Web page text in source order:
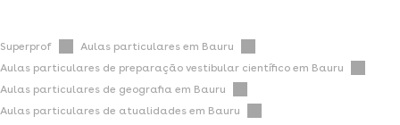
Superprof
Aulas particulares em Bauru
Aulas particulares de preparação vestibular científico em Bauru
Aulas particulares de geografia em Bauru
Aulas particulares de atualidades em Bauru